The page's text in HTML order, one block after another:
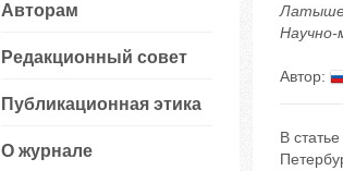
Авторам
Редакционный совет
Публикационная этика
О журнале
Научно-
Автор:
В